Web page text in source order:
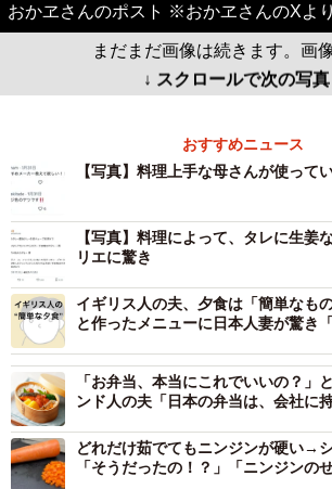
おかヱさんのポスト ※おかヱさんのXよ
まだまだ画像は続きます。画
↓ スクロールで次の写真
おすすめニュース
【写真】料理上手な母さんが使って
【写真】料理によって、タレに生姜
リエに驚き
イギリス人の夫、夕食は「簡単なも
と作ったメニューに日本人妻が驚き
「お弁当、本当にこれでいいの？」
ンド人の夫「日本の弁当は、会社に
どれだけ茹でてもニンジンが硬い→
「そうだったの！？」「ニンジンの